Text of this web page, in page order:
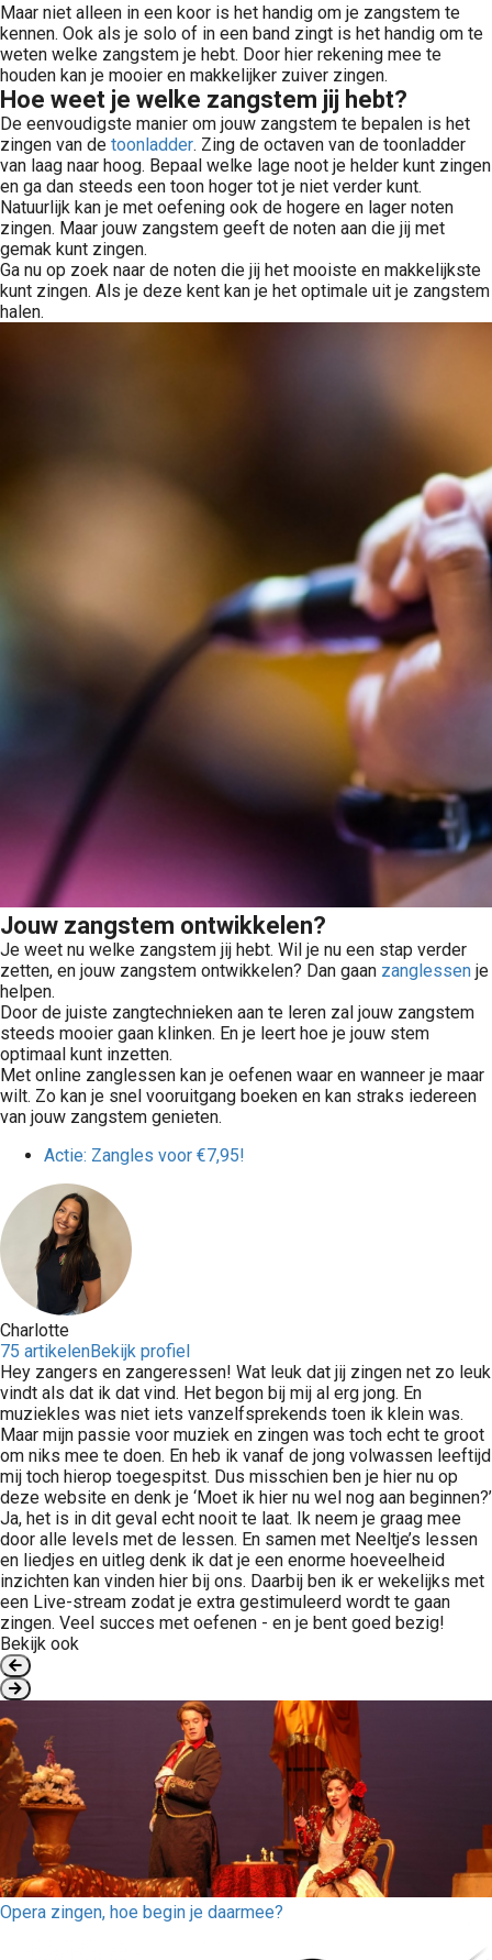
Maar niet alleen in een koor is het handig om je zangstem te
kennen. Ook als je solo of in een band zingt is het handig om te
weten welke zangstem je hebt. Door hier rekening mee te
houden kan je mooier en makkelijker zuiver zingen.
Hoe weet je welke zangstem jij hebt?
De eenvoudigste manier om jouw zangstem te bepalen is het
zingen van de toonladder. Zing de octaven van de toonladder
van laag naar hoog. Bepaal welke lage noot je helder kunt zingen
en ga dan steeds een toon hoger tot je niet verder kunt.
Natuurlijk kan je met oefening ook de hogere en lager noten
zingen. Maar jouw zangstem geeft de noten aan die jij met
gemak kunt zingen.
Ga nu op zoek naar de noten die jij het mooiste en makkelijkste
kunt zingen. Als je deze kent kan je het optimale uit je zangstem
halen.
Jouw zangstem ontwikkelen?
Je weet nu welke zangstem jij hebt. Wil je nu een stap verder
zetten, en jouw zangstem ontwikkelen? Dan gaan zanglessen je
helpen.
Door de juiste zangtechnieken aan te leren zal jouw zangstem
steeds mooier gaan klinken. En je leert hoe je jouw stem
optimaal kunt inzetten.
Met online zanglessen kan je oefenen waar en wanneer je maar
wilt. Zo kan je snel vooruitgang boeken en kan straks iedereen
van jouw zangstem genieten.
Actie: Zangles voor €7,95!
Charlotte
75 artikelenBekijk profiel
Hey zangers en zangeressen! Wat leuk dat jij zingen net zo leuk
vindt als dat ik dat vind. Het begon bij mij al erg jong. En
muziekles was niet iets vanzelfsprekends toen ik klein was.
Maar mijn passie voor muziek en zingen was toch echt te groot
om niks mee te doen. En heb ik vanaf de jong volwassen leeftijd
mij toch hierop toegespitst. Dus misschien ben je hier nu op
deze website en denk je ‘Moet ik hier nu wel nog aan beginnen?’
Ja, het is in dit geval echt nooit te laat. Ik neem je graag mee
door alle levels met de lessen. En samen met Neeltje’s lessen
en liedjes en uitleg denk ik dat je een enorme hoeveelheid
inzichten kan vinden hier bij ons. Daarbij ben ik er wekelijks met
een Live-stream zodat je extra gestimuleerd wordt te gaan
zingen. Veel succes met oefenen - en je bent goed bezig!
Bekijk ook
Opera zingen, hoe begin je daarmee?